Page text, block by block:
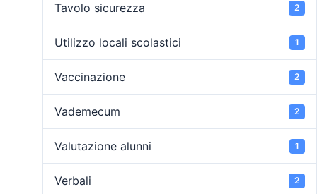
Tavolo sicurezza 2
Utilizzo locali scolastici 1
Vaccinazione 2
Vademecum 2
Valutazione alunni 1
Verbali 2